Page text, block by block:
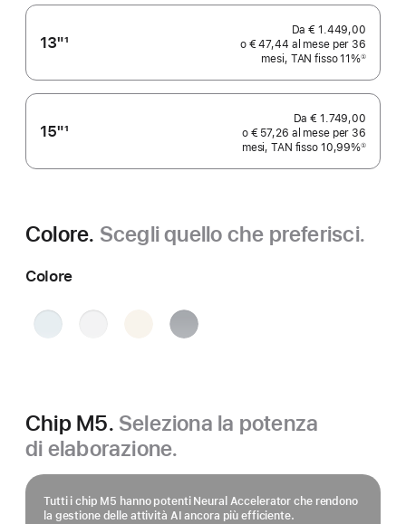
13"1
Da € 1.449,00
o € 47,44 al mese per 36
mesi, TAN fisso 11%①
15"1
Da € 1.749,00
o € 57,26 al mese per 36
mesi, TAN fisso 10,99%①
Colore. Scegli quello che preferisci.
Colore
CelesteArgento GalassiaMezzanotte
Chip M5. Seleziona la potenza
di elaborazione.
Tutti i chip M5 hanno potenti Neural Accelerator che rendono
la gestione delle attività AI ancora più efficiente.